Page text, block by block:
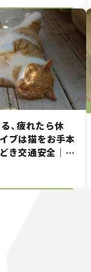
、疲れたら休
ブは猫をお手本
き交通安全｜